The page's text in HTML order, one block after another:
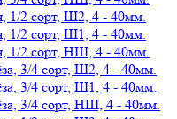
1/2 сорт, Ш2, 4 - 40мм.
1/2 сорт, Ш1, 4 - 40мм.
1/2 сорт, НШ, 4 - 40мм.
3/4 сорт, Ш2, 4 - 40мм.
3/4 сорт, Ш1, 4 - 40мм.
3/4 сорт, НШ, 4 - 40мм.